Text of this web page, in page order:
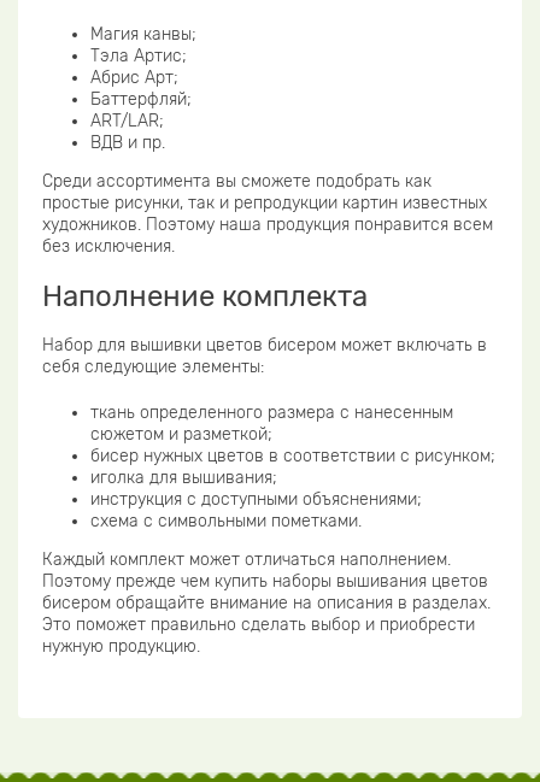
Магия канвы;
Тэла Артис;
Абрис Арт;
Баттерфляй;
ART/LAR;
ВДВ и пр.
Среди ассортимента вы сможете подобрать как
простые рисунки, так и репродукции картин известных
художников. Поэтому наша продукция понравится всем
без исключения.
Наполнение комплекта
Набор для вышивки цветов бисером может включать в
себя следующие элементы:
ткань определенного размера с нанесенным
сюжетом и разметкой;
бисер нужных цветов в соответствии с рисунком;
иголка для вышивания;
инструкция с доступными объяснениями;
схема с символьными пометками.
Каждый комплект может отличаться наполнением.
Поэтому прежде чем купить наборы вышивания цветов
бисером обращайте внимание на описания в разделах.
Это поможет правильно сделать выбор и приобрести
нужную продукцию.